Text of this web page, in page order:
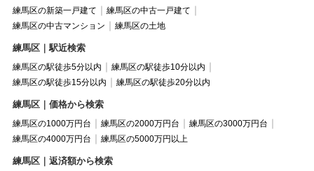
練馬区の新築一戸建て
練馬区の中古一戸建て
練馬区の中古マンション
練馬区の土地
練馬区｜駅近検索
練馬区の駅徒歩5分以内
練馬区の駅徒歩10分以内
練馬区の駅徒歩15分以内
練馬区の駅徒歩20分以内
練馬区｜価格から検索
練馬区の1000万円台 練馬区の2000万円台
練馬区の3000万円台
練馬区の4000万円台
練馬区の5000万円以上
練馬区｜返済額から検索